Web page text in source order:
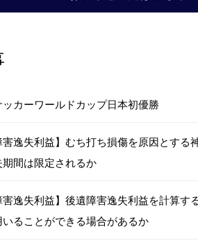
カーワールドカップ日本初優勝
害逸失利益】むち打ち損傷を原因とす
間は限定されるか
害逸失利益】後遺障害逸失利益を計算
いることができる場合があるか